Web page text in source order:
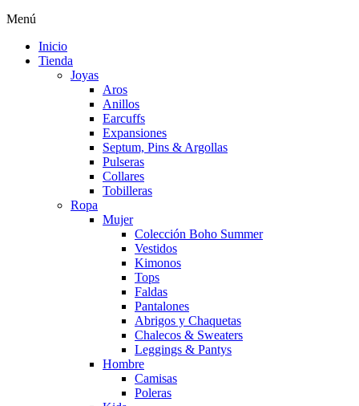
Menú
Inicio
Tienda
Joyas
Aros
Anillos
Earcuffs
Expansiones
Septum, Pins & Argollas
Pulseras
Collares
Tobilleras
Ropa
Mujer
Colección Boho Summer
Vestidos
Kimonos
Tops
Faldas
Pantalones
Abrigos y Chaquetas
Chalecos & Sweaters
Leggings & Pantys
Hombre
Camisas
Poleras